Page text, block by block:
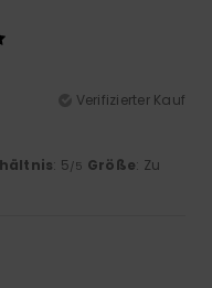
Verifizierter Kauf
: 5/5 Größe: Zu